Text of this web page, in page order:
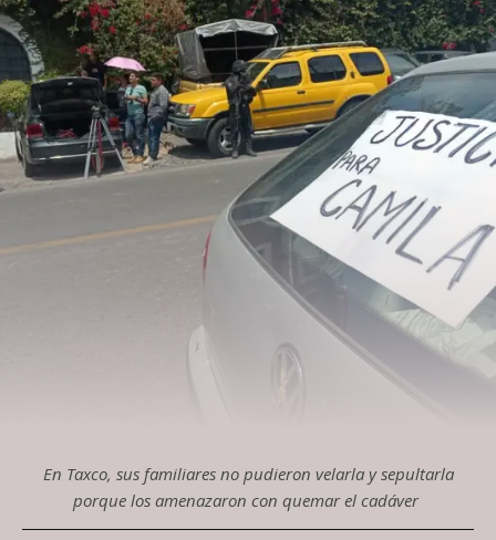
En Taxco, sus familiares no pudieron velarla y sepultarla
porque los amenazaron con quemar el cadáver